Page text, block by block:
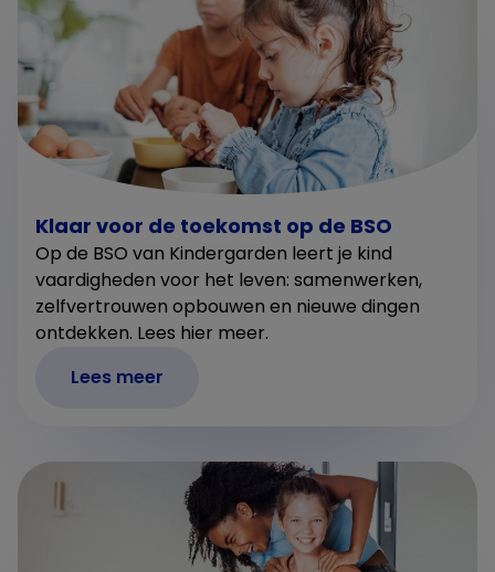
Klaar voor de toekomst op de BSO
Op de BSO van Kindergarden leert je kind
vaardigheden voor het leven: samenwerken,
zelfvertrouwen opbouwen en nieuwe dingen
ontdekken. Lees hier meer.
Lees meer